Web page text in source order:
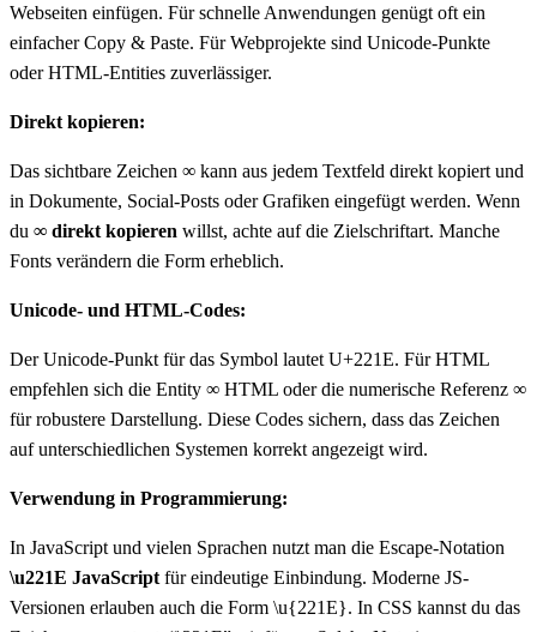
Webseiten einfügen. Für schnelle Anwendungen genügt oft ein
einfacher Copy & Paste. Für Webprojekte sind Unicode-Punkte
oder HTML-Entities zuverlässiger.
Direkt kopieren:
Das sichtbare Zeichen ∞ kann aus jedem Textfeld direkt kopiert und
in Dokumente, Social-Posts oder Grafiken eingefügt werden. Wenn
du ∞ direkt kopieren willst, achte auf die Zielschriftart. Manche
Fonts verändern die Form erheblich.
Unicode- und HTML-Codes:
Der Unicode-Punkt für das Symbol lautet U+221E. Für HTML
empfehlen sich die Entity ∞ HTML oder die numerische Referenz ∞
für robustere Darstellung. Diese Codes sichern, dass das Zeichen
auf unterschiedlichen Systemen korrekt angezeigt wird.
Verwendung in Programmierung:
In JavaScript und vielen Sprachen nutzt man die Escape-Notation
\u221E JavaScript für eindeutige Einbindung. Moderne JS-
Versionen erlauben auch die Form \u{221E}. In CSS kannst du das